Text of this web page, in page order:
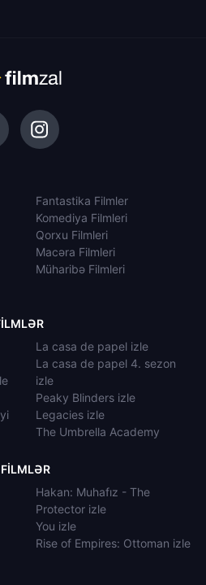
Fantastika Filmler
Komediya Filmleri
Qorxu Filmleri
Macəra Filmleri
Müharibə Filmleri
La casa de papel izle
La casa de papel 4. sezon
izle
Peaky Blinders izle
Legacies izle
The Umbrella Academy
FILMLƏR
Hakan: Muhafız - The
Protector izle
You izle
Rise of Empires: Ottoman izle